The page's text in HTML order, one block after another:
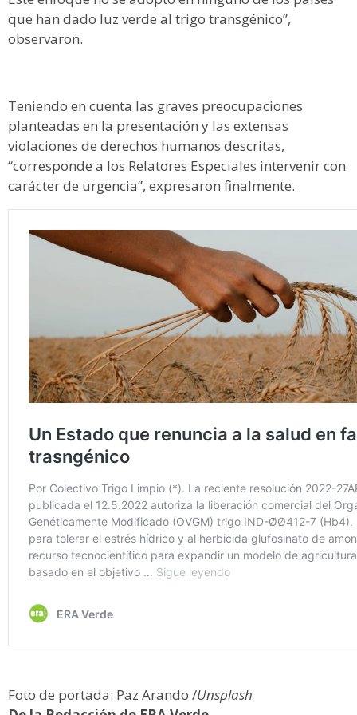
que han dado luz verde al trigo transgénico”,
observaron.
Teniendo en cuenta las graves preocupaciones
planteadas en la presentación y las extensas
violaciones de derechos humanos descritas,
“corresponde a los Relatores Especiales intervenir con
carácter de urgencia”, expresaron finalmente.
Foto de portada: Paz Arando /Unsplash